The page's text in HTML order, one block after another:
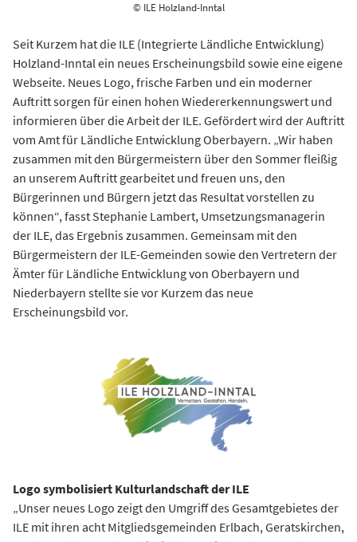
© ILE Holzland-Inntal
Seit Kurzem hat die ILE (Integrierte Ländliche Entwicklung)
Holzland-Inntal ein neues Erscheinungsbild sowie eine eigene
Webseite. Neues Logo, frische Farben und ein moderner
Auftritt sorgen für einen hohen Wiedererkennungswert und
informieren über die Arbeit der ILE. Gefördert wird der Auftritt
vom Amt für Ländliche Entwicklung Oberbayern. „Wir haben
zusammen mit den Bürgermeistern über den Sommer fleißig
an unserem Auftritt gearbeitet und freuen uns, den
Bürgerinnen und Bürgern jetzt das Resultat vorstellen zu
können“, fasst Stephanie Lambert, Umsetzungsmanagerin
der ILE, das Ergebnis zusammen. Gemeinsam mit den
Bürgermeistern der ILE-Gemeinden sowie den Vertretern der
Ämter für Ländliche Entwicklung von Oberbayern und
Niederbayern stellte sie vor Kurzem das neue
Erscheinungsbild vor.
Logo symbolisiert Kulturlandschaft der ILE
„Unser neues Logo zeigt den Umgriff des Gesamtgebietes der
ILE mit ihren acht Mitgliedsgemeinden Erlbach, Geratskirchen,